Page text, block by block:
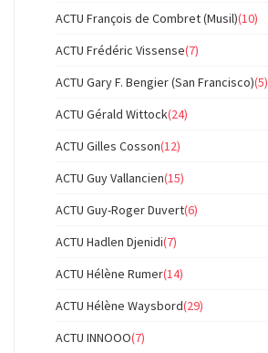
ACTU François de Combret (Musil)(10)
ACTU Frédéric Vissense(7)
ACTU Gary F. Bengier (San Francisco)(5)
ACTU Gérald Wittock(24)
ACTU Gilles Cosson(12)
ACTU Guy Vallancien(15)
ACTU Guy-Roger Duvert(6)
ACTU Hadlen Djenidi(7)
ACTU Hélène Rumer(14)
ACTU Hélène Waysbord(29)
ACTU INNOOO(7)